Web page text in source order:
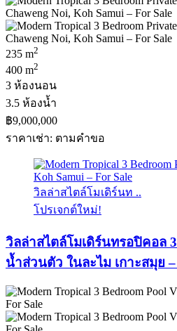
235 m2
400 m2
3 ห้องนอน
3.5 ห้องน้ำ
฿9,000,000
ราคาเช่า: ตามคําขอ
วิลล่าสไตล์โมเดิร์นท ..
โปรเจกต์ใหม่!
วิลล่าสไตล์โมเดิร์นทรอปิคอล
น้ำส่วนตัว ในละไม เกาะสมุย